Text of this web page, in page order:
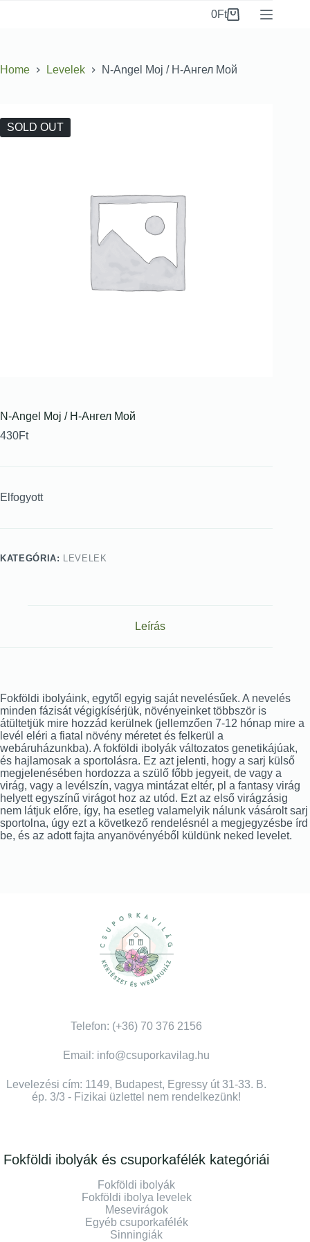
0Ft
Home Levelek N-Angel Moj / Н-Ангел Мой
SOLD OUT
N-Angel Moj / Н-Ангел Мой
430Ft
Elfogyott
KATEGÓRIA: LEVELEK
Leírás
Fokföldi ibolyáink, egytől egyig saját nevelésűek. A nevelés
minden fázisát végigkísérjük, növényeinket többször is
átültetjük mire hozzád kerülnek (jellemzően 7-12 hónap mire a
levél eléri a fiatal növény méretet és felkerül a
webáruházunkba). A fokföldi ibolyák változatos genetikájúak,
és hajlamosak a sportolásra. Ez azt jelenti, hogy a sarj külső
megjelenésében hordozza a szülő főbb jegyeit, de vagy a
virág, vagy a levélszín, vagya mintázat eltér, pl a fantasy virág
helyett egyszínű virágot hoz az utód. Ezt az első virágzásig
nem látjuk előre, így, ha esetleg valamelyik nálunk vásárolt sarj
sportolna, úgy ezt a következő rendelésnél a megjegyzésbe írd
be, és az adott fajta anyanövényéből küldünk neked levelet.
Telefon: (+36) 70 376 2156
Email: info@csuporkavilag.hu
Levelezési cím: 1149, Budapest, Egressy út 31-33. B.
ép. 3/3 - Fizikai üzlettel nem rendelkezünk!
Fokföldi ibolyák és csuporkafélék kategóriái
Fokföldi ibolyák
Fokföldi ibolya levelek
Mesevirágok
Egyéb csuporkafélék
Sinningiák